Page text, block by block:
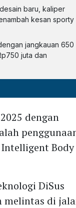
baru, kaliper
kesan sporty
jangkauan 650
juta dan
2025 dengan
Body
DiSus
melintas di